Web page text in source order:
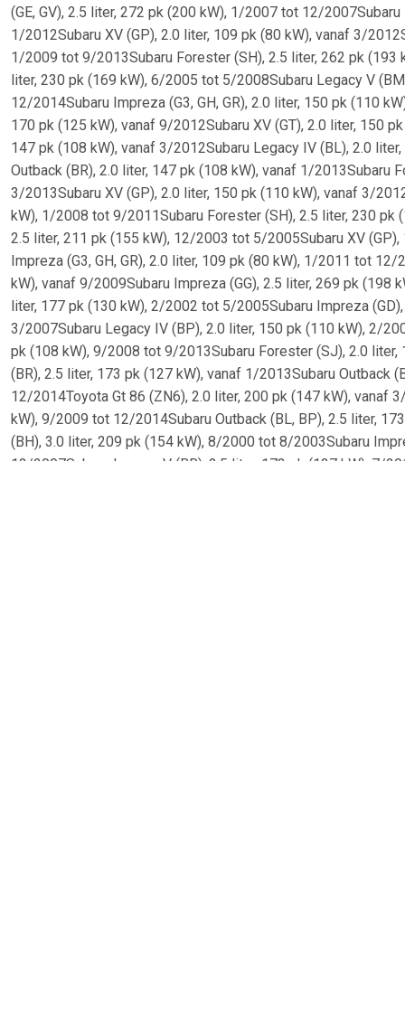
(GE, GV), 2.5 liter, 272 pk (200 kW), 1/2007 tot 12/
1/2012Subaru XV (GP), 2.0 liter, 109 pk (80 kW), vanaf 3/
1/2009 tot 9/2013Subaru Forester (SH), 2.5 liter, 262 pk
liter, 230 pk (169 kW), 6/2005 tot 5/2008Subaru Legacy V
12/2014Subaru Impreza (G3, GH, GR), 2.0 liter, 150 pk (110
170 pk (125 kW), vanaf 9/2012Subaru XV (GT), 2.0 liter, 150
147 pk (108 kW), vanaf 3/2012Subaru Legacy IV (BL), 2.0
Outback (BR), 2.0 liter, 147 pk (108 kW), vanaf 1/2013Subaru
3/2013Subaru XV (GP), 2.0 liter, 150 pk (110 kW), vanaf 3/
kW), 1/2008 tot 9/2011Subaru Forester (SH), 2.5 liter, 230
2.5 liter, 211 pk (155 kW), 12/2003 tot 5/2005Subaru XV
Impreza (G3, GH, GR), 2.0 liter, 109 pk (80 kW), 1/2011 tot
kW), vanaf 9/2009Subaru Impreza (GG), 2.5 liter, 269 pk (198
liter, 177 pk (130 kW), 2/2002 tot 5/2005Subaru Impreza
3/2007Subaru Legacy IV (BP), 2.0 liter, 150 pk (110 kW), 2/
pk (108 kW), 9/2008 tot 9/2013Subaru Forester (SJ), 2.0
(BR), 2.5 liter, 173 pk (127 kW), vanaf 1/2013Subaru Outback
12/2014Toyota Gt 86 (ZN6), 2.0 liter, 200 pk (147 kW), vanaf
kW), 9/2009 tot 12/2014Subaru Outback (BL, BP), 2.5 liter,
(BH), 3.0 liter, 209 pk (154 kW), 8/2000 tot 8/2003Subaru
12/2007Subaru Legacy V (BR), 2.5 liter, 173 pk (127 kW), 7/